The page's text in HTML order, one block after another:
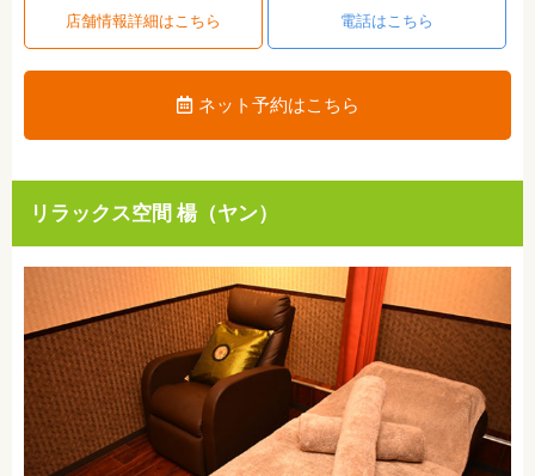
店舗情報詳細はこちら 電話はこちら
ネット予約はこちら
リラックス空間 楊（ヤン）